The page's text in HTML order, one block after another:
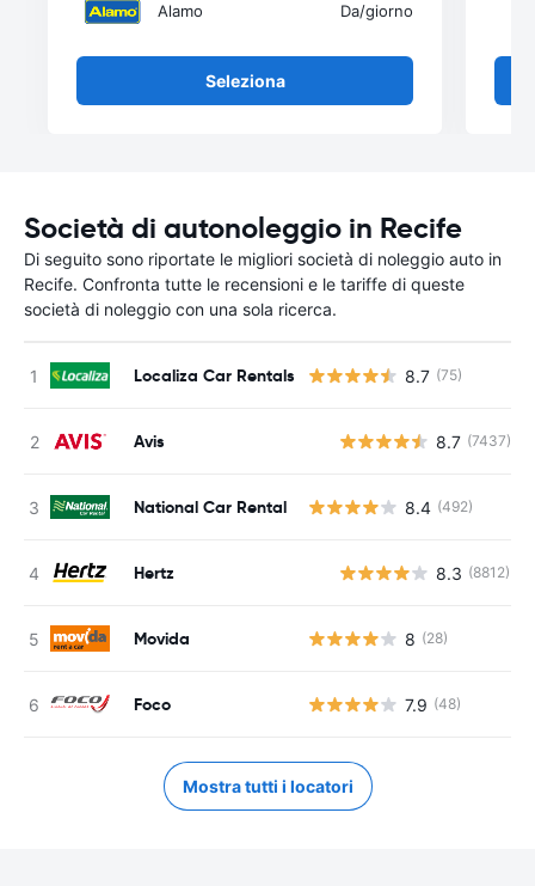
Alamo Da/giorno
Seleziona
Società di autonoleggio in Recife
Di seguito sono riportate le migliori società di noleggio auto in
Recife. Confronta tutte le recensioni e le tariffe di queste
società di noleggio con una sola ricerca.
Localiza Car Rentals 8.7 (75)
Avis 8.7 (7437)
National Car Rental 8.4 (492)
Hertz 8.3 (8812)
Movida 8 (28)
Foco 7.9 (48)
Mostra tutti i locatori